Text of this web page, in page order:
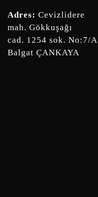
Adres: Cevizlidere
mah. Gökkuşağı
cad. 1254 sok. No:7/A
Balgat ÇANKAYA